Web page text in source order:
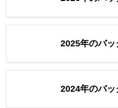
2025年のバ
2024年のバ